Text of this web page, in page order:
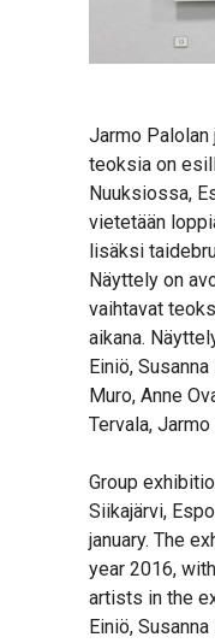
Jarmo Palolan
teoksia on
Nuuksiossa,
vietetään
lisäksi
Näyttely on
vaihtavat
aikana.
Einiö,
Muro, Anne
Tervala,
Group
Siikajärvi,
january. The
year 2016,
artists in the
Einiö,